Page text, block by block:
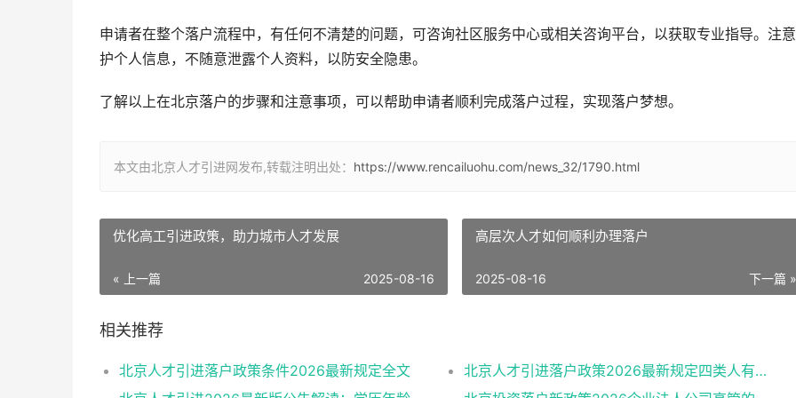
申请者在整个落户流程中，有任何不清楚的问题，可咨询社区服务中心或相关咨询平台，以获取专业指导。注
护个人信息，不随意泄露个人资料，以防安全隐患。
了解以上在北京落户的步骤和注意事项，可以帮助申请者顺利完成落户过程，实现落户梦想。
本文由北京人才引进网发布,转载注明出处： https://www.rencailuohu.com/news_32/1790.html
优化高工引进政策，助力城市人才发展
« 上一篇 2025-08-16
高层次人才如何顺利办理落户
下一篇 »
2025-08-16
相关推荐
北京人才引进落户政策条件2026最新规定全文
北京人才引进落户政策2026最新规定四类人有资格